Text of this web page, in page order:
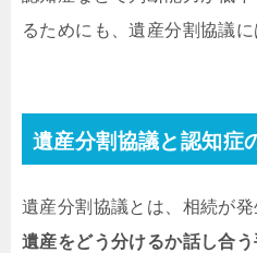
るためにも、遺産分割協議に
遺産分割協議と認知症
遺産分割協議とは、相続が
遺産をどう分けるか話し合う